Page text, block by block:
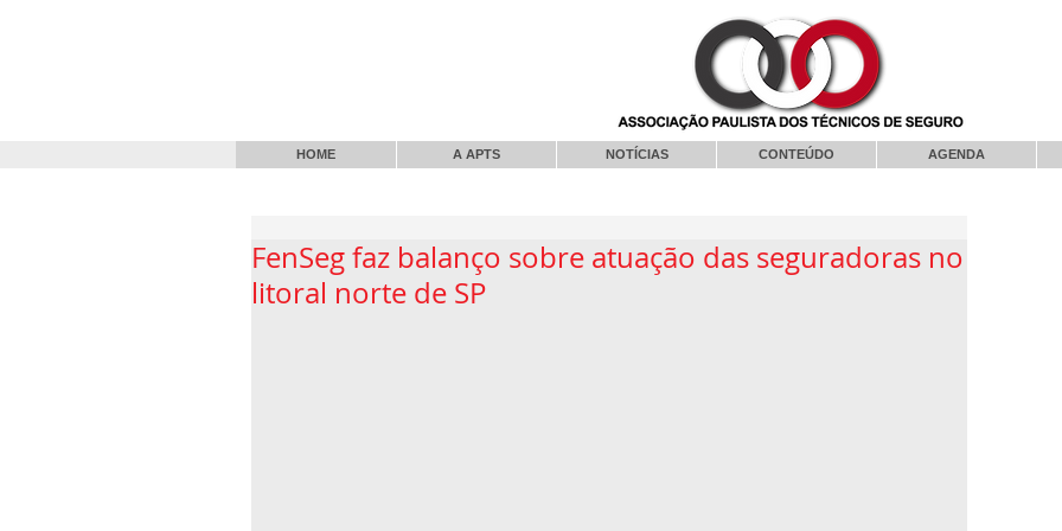
HOME A APTS NOTÍCIAS CONTEÚDO AGENDA
FenSeg faz balanço sobre atuação das seguradoras no
litoral norte de SP